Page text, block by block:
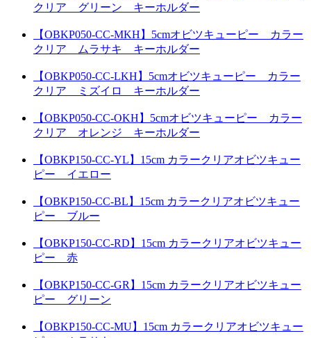
クリア グリーン キーホルダー
【OBKP050-CC-MKH】5cmオビツキューピー カラー
クリア ムラサキ キーホルダー
【OBKP050-CC-LKH】5cmオビツキューピー カラー
クリア ミズイロ キーホルダー
【OBKP050-CC-OKH】5cmオビツキューピー カラー
クリア オレンジ キーホルダー
【OBKP150-CC-YL】15cm カラークリアオビツキュー
ピー イエロー
【OBKP150-CC-BL】15cm カラークリアオビツキュー
ピー ブルー
【OBKP150-CC-RD】15cm カラークリアオビツキュー
ピー 赤
【OBKP150-CC-GR】15cm カラークリアオビツキュー
ピー グリーン
【OBKP150-CC-MU】15cm カラークリアオビツキュー